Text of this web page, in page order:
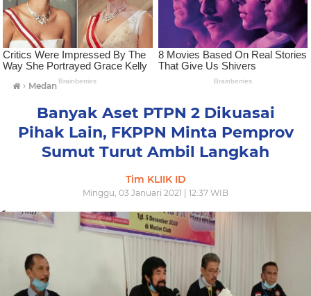
› Medan
Banyak Aset PTPN 2 Dikuasai
Pihak Lain, FKPPN Minta Pemprov
Sumut Turut Ambil Langkah
Tim KLIIK ID
Minggu, 03 Januari 2021 | 12:37 WIB